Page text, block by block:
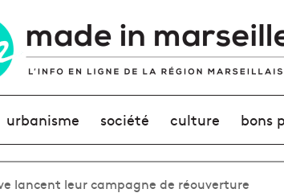
urbanisme société culture bons
lancent leur campagne de réouverture